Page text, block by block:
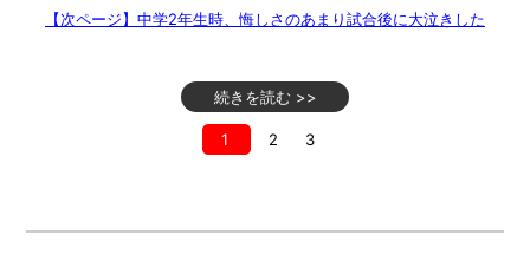
【次ページ】中学2年生時、悔しさのあまり試合後に大泣きした
続きを読む >>
1 2 3